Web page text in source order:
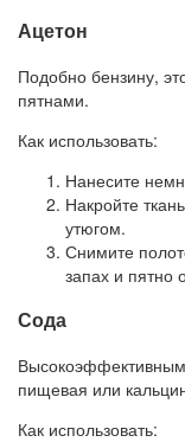
Ацетон
Подобно бензину,
пятнами.
Как использовать:
Нанесите
Накройте
утюгом.
Снимите
запах и пятно
Сода
пищевая или
Как использовать: